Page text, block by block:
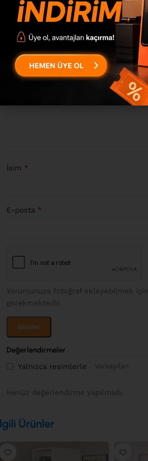
0
Değerlendirmeler
Yalnızca resimlerle
Henüz değerlendirme yapılmadı.
“Vogue Çok Amaçlı Dolap Ayakkabılık
E-posta adresiniz yayınlanmayacak.
işaretlenmişlerdir
Derecelendirmeniz*
İsim *
E-posta *
Yorumunuza fotoğraf ekleyebilmek
gerekmektedir.
Ürünler